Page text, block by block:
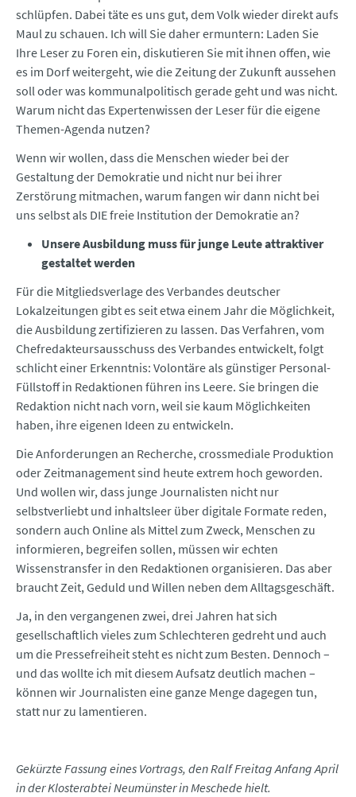
schlüpfen. Dabei täte es uns gut, dem Volk wieder direkt aufs
Maul zu schauen. Ich will Sie daher ermuntern: Laden Sie
Ihre Leser zu Foren ein, diskutieren Sie mit ihnen offen, wie
es im Dorf weitergeht, wie die Zeitung der Zukunft aussehen
soll oder was kommunalpolitisch gerade geht und was nicht.
Warum nicht das Expertenwissen der Leser für die eigene
Themen-Agenda nutzen?
Wenn wir wollen, dass die Menschen wieder bei der
Gestaltung der Demokratie und nicht nur bei ihrer
Zerstörung mitmachen, warum fangen wir dann nicht bei
uns selbst als DIE freie Institution der Demokratie an?
Unsere Ausbildung muss für junge Leute attraktiver
gestaltet werden
Für die Mitgliedsverlage des Verbandes deutscher
Lokalzeitungen gibt es seit etwa einem Jahr die Möglichkeit,
die Ausbildung zertifizieren zu lassen. Das Verfahren, vom
Chefredakteursausschuss des Verbandes entwickelt, folgt
schlicht einer Erkenntnis: Volontäre als günstiger Personal-
Füllstoff in Redaktionen führen ins Leere. Sie bringen die
Redaktion nicht nach vorn, weil sie kaum Möglichkeiten
haben, ihre eigenen Ideen zu entwickeln.
Die Anforderungen an Recherche, crossmediale Produktion
oder Zeitmanagement sind heute extrem hoch geworden.
Und wollen wir, dass junge Journalisten nicht nur
selbstverliebt und inhaltsleer über digitale Formate reden,
sondern auch Online als Mittel zum Zweck, Menschen zu
informieren, begreifen sollen, müssen wir echten
Wissenstransfer in den Redaktionen organisieren. Das aber
braucht Zeit, Geduld und Willen neben dem Alltagsgeschäft.
Ja, in den vergangenen zwei, drei Jahren hat sich
gesellschaftlich vieles zum Schlechteren gedreht und auch
um die Pressefreiheit steht es nicht zum Besten. Dennoch –
und das wollte ich mit diesem Aufsatz deutlich machen –
können wir Journalisten eine ganze Menge dagegen tun,
statt nur zu lamentieren.
Gekürzte Fassung eines Vortrags, den Ralf Freitag Anfang April
in der Klosterabtei Neumünster in Meschede hielt.